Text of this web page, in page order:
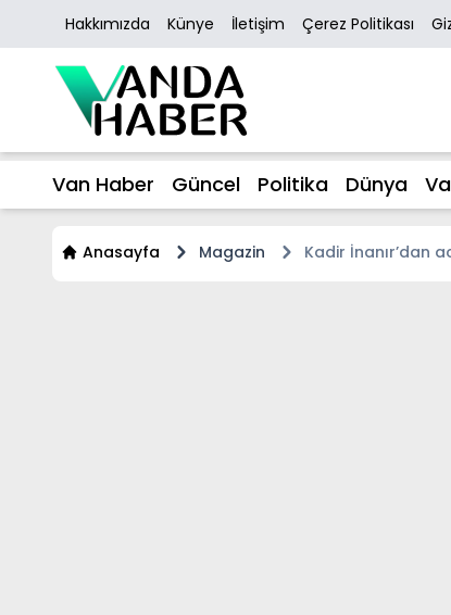
Hakkımızda Künye İletişim Çerez Politikası
Van Haber Güncel Politika Dünya
Anasayfa Magazin Kadir İnanır’dan